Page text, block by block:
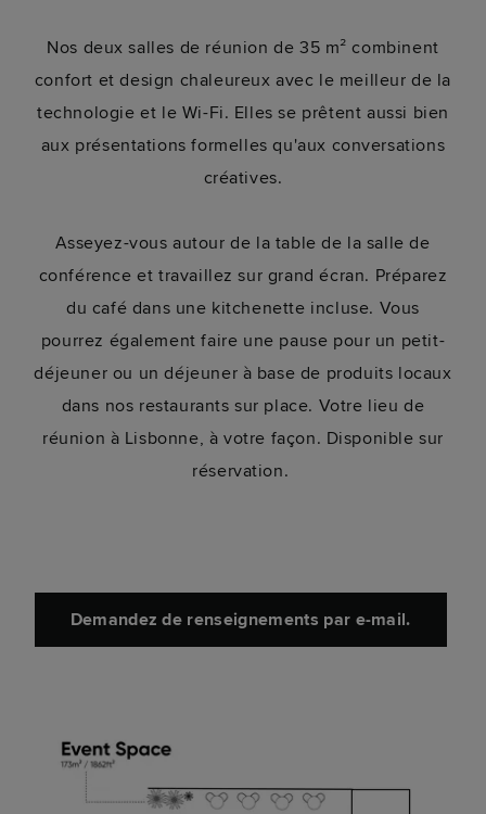
Nos deux salles de réunion de 35 m² combinent
confort et design chaleureux avec le meilleur de la
technologie et le Wi-Fi. Elles se prêtent aussi bien
aux présentations formelles qu'aux conversations
créatives.
Asseyez-vous autour de la table de la salle de
conférence et travaillez sur grand écran. Préparez
du café dans une kitchenette incluse. Vous
pourrez également faire une pause pour un petit-
déjeuner ou un déjeuner à base de produits locaux
dans nos restaurants sur place. Votre lieu de
réunion à Lisbonne, à votre façon. Disponible sur
réservation.
Demandez de renseignements par e-mail.